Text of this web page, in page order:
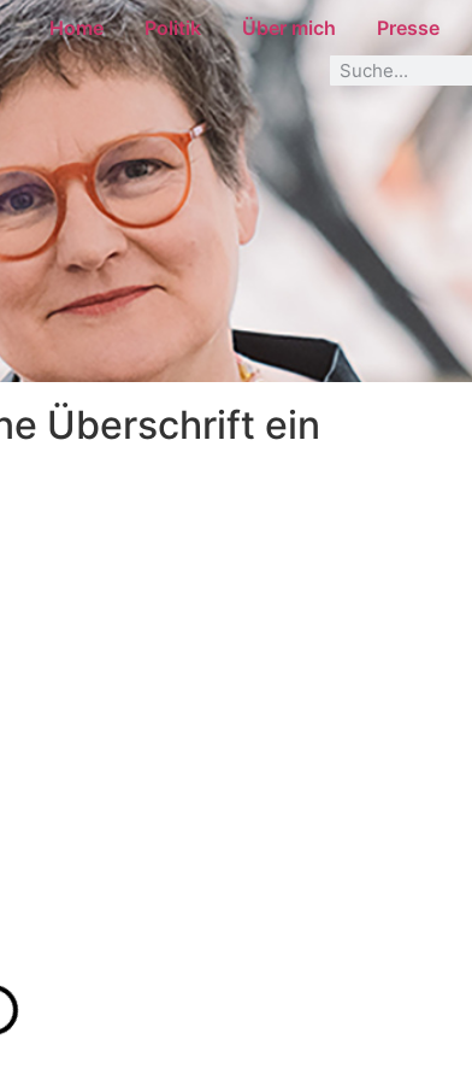
Home Politik Über mich Presse
Überschrift ein